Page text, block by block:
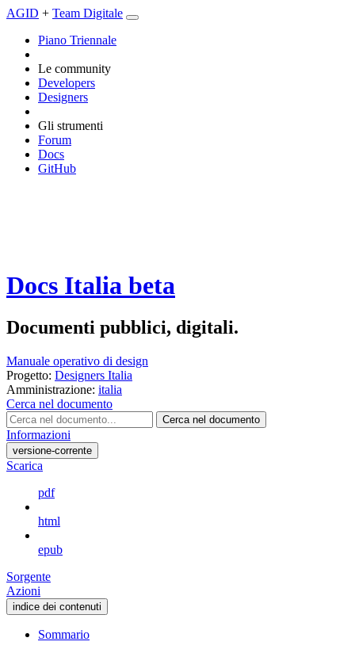
AGID + Team Digitale
Piano Triennale
Le community
Developers
Designers
Gli strumenti
Forum
Docs
GitHub
Docs Italia beta
Documenti pubblici, digitali.
Manuale operativo di design
Progetto: Designers Italia
Amministrazione: italia
Cerca nel documento
Cerca nel documento
Informazioni
versione-corrente
Scarica
pdf
html
epub
Sorgente
Azioni
indice dei contenuti
Sommario